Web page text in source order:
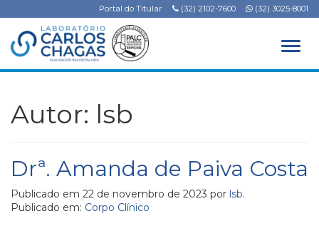
Portal do Titular (32) 2102-7600 (32) 3025-8001
Autor: lsb
Drª. Amanda de Paiva Costa
Publicado em 22 de novembro de 2023 por lsb.
Publicado em: Corpo Clínico